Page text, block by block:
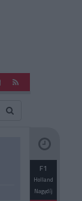
F1
Holland
Nagydíj